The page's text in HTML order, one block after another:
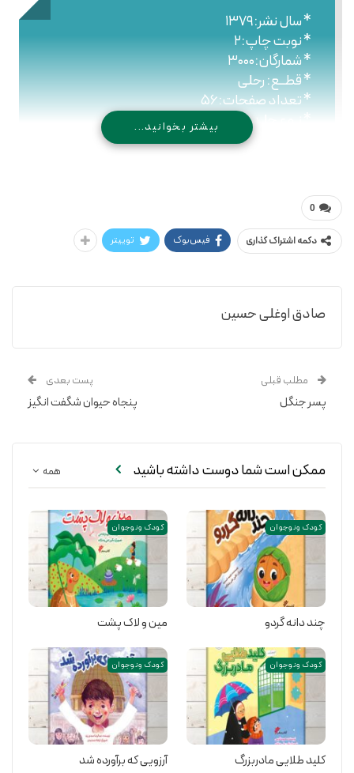
* سال نشر:۱۳۷۹
* نوبت چاپ:۲
* شمارگان:۳۰۰۰
* قطــع: رحلی
* تعداد صفحات:۵۶
* نـوع جلـد: شومیزبیشتر بخوانید...
0
دکمه اشتراک گذاری فیس‌بوک توییتر
صادق اوغلی حسین
مطلب قبلی
پسر جنگل
پست بعدی
پنجاه حیوان شگفت انگیز
همه ممکن است شما دوست داشته باشید
کودک و نوجوان
چند دانه گردو
کودک و نوجوان
مین و لاک پشت
کودک و نوجوان
کلید طلایی مادربزرگ
کودک و نوجوان
آرزویی که برآورده شد